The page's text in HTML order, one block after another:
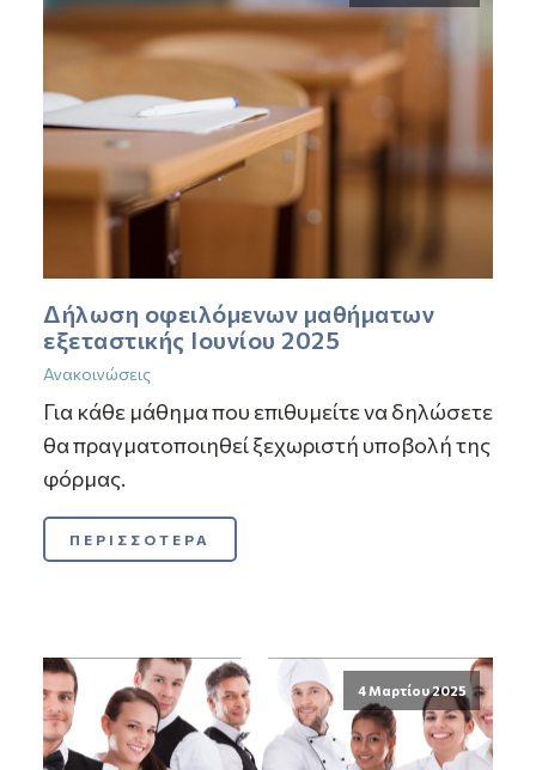
Δήλωση οφειλόμενων μαθήματων
εξεταστικής Ιουνίου 2025
Ανακοινώσεις
Για κάθε μάθημα που επιθυμείτε να δηλώσετε
θα πραγματοποιηθεί ξεχωριστή υποβολή της
φόρμας.
ΠΕΡΙΣΣΟΤΕΡΑ
4 Μαρτίου 2025